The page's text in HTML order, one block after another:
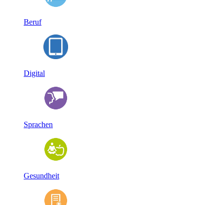
Beruf
Digital
Sprachen
Gesundheit